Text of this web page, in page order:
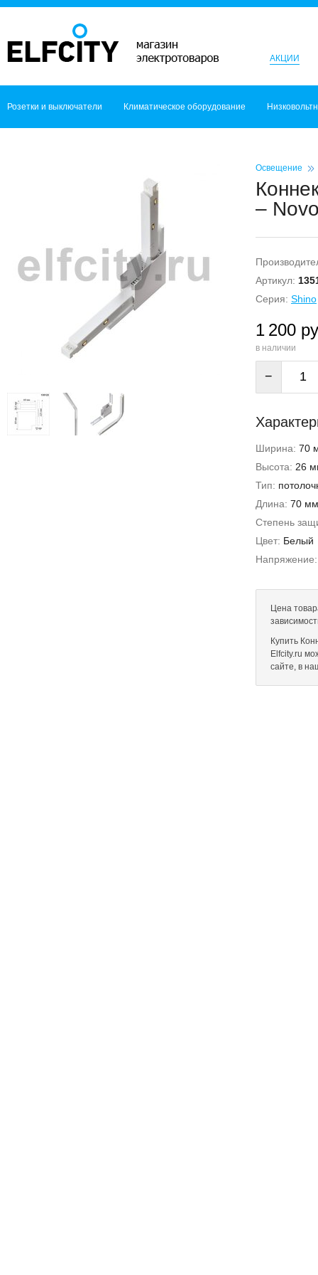
АКЦИИ
Розетки и выключатели Климатическое оборудование
Освещение
–
Артикул:
Серия: Shino
1 200
в наличии
−
Ширина: 70
Высота: 26
Тип:
Длина: 70 мм
Степень
Цвет: Белый
Цена
Купить
Elfcity.ru
сайте, в